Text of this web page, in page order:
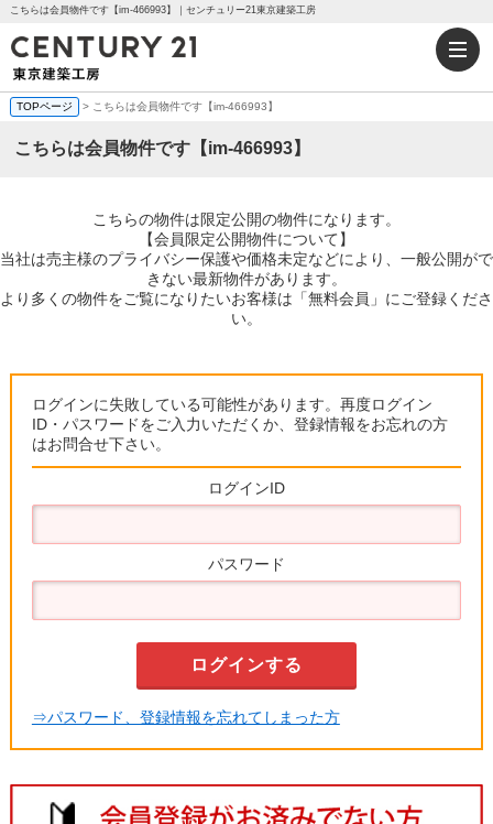
こちらは会員物件です【im-466993】｜センチュリー21東京建築工房
TOPページ > こちらは会員物件です【im-466993】
こちらは会員物件です【im-466993】
こちらの物件は限定公開の物件になります。
【会員限定公開物件について】
当社は売主様のプライバシー保護や価格未定などにより、一般公開がで
きない最新物件があります。
より多くの物件をご覧になりたいお客様は「無料会員」にご登録くださ
い。
ログインに失敗している可能性があります。再度ログイン
ID・パスワードをご入力いただくか、登録情報をお忘れの方
はお問合せ下さい。
ログインID
パスワード
⇒パスワード、登録情報を忘れてしまった方